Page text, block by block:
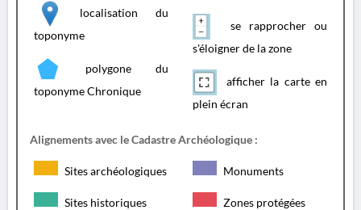
localisation du
toponyme
polygone du
toponyme Chronique
se rapprocher ou
s'éloigner de la zone
afficher la carte en
plein écran
Alignements avec le Cadastre Archéologique :
Sites archéologiques Monuments
Sites historiques Zones protégées